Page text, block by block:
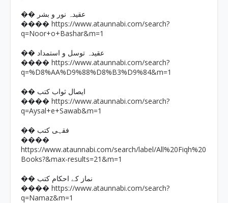
�� عقیدہ نور و بشر
���� https://www.ataunnabi.com/search?
q=Noor+o+Bashar&m=1
�� عقیدہ توسل و استمداد
���� https://www.ataunnabi.com/search?
q=%D8%AA%D9%88%D8%B3%D9%84&m=1
�� ایصال ثواب کتب
���� https://www.ataunnabi.com/search?
q=Aysal+e+Sawab&m=1
�� فقہی کتب
����
https://www.ataunnabi.com/search/label/All%20Fiqh%20
Books?&max-results=21&m=1
�� نماز کے احکام کتب
���� https://www.ataunnabi.com/search?
q=Namaz&m=1